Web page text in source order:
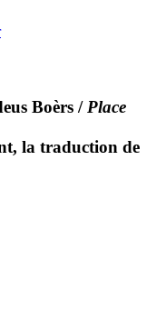
Boèrs / Place
la traduction de